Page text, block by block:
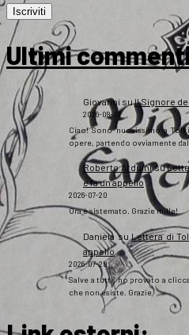
Ultimi
Giovanni suIl Signore
2026-08-10
Ciao! Sono nuovissimo a
opere, partendo ovviamente
Roberto Arduinisu
e fa un appello
2026-07-20
Ora è sistemato. Grazie mille!
DanielasuLettera di
appello
2026-07-20
Salve a tutti, ho provato a
che non esiste. Grazie